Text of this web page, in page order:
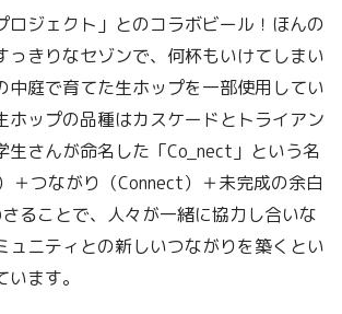
ロジェクト」とのコラボビール！ほんの
っきりなセゾンで、何杯もいけてしまい
中庭で育てた生ホップを一部使用してい
ホップの品種はカスケードとトライアン
生さんが命名した「Co_nect」という名
＋つながり（Connect）＋未完成の余白
さることで、人々が一緒に協力し合いな
ュニティとの新しいつながりを築くとい
ます。